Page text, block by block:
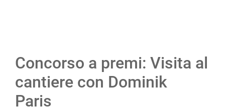
Concorso a premi: Visita al
cantiere con Dominik
Paris